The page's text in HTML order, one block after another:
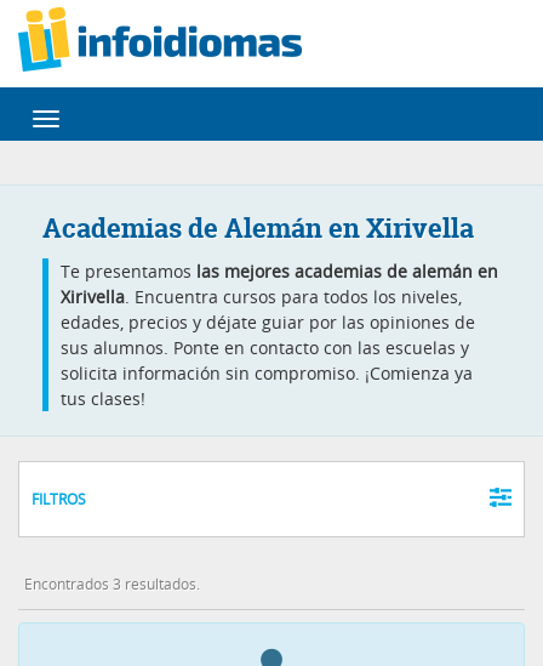
Desplegar
navegación
Academias de Alemán en Xirivella
Te presentamos las mejores academias de alemán en
Xirivella. Encuentra cursos para todos los niveles,
edades, precios y déjate guiar por las opiniones de
sus alumnos. Ponte en contacto con las escuelas y
solicita información sin compromiso. ¡Comienza ya
tus clases!
FILTROS
Encontrados 3 resultados.